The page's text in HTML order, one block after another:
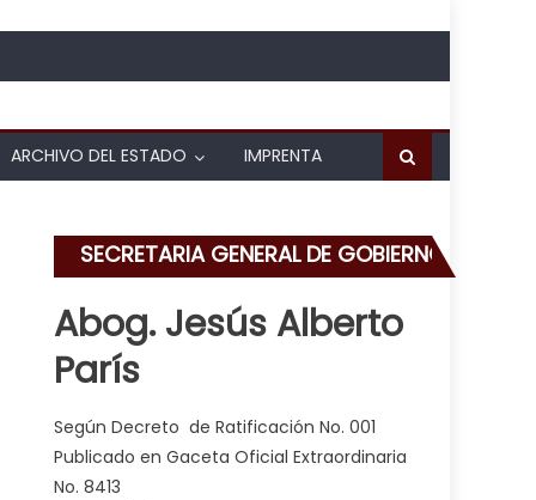
ARCHIVO DEL ESTADO IMPRENTA
en El Bosque
SECRETARIA GENERAL DE GOBIERNO
Abog. Jesús Alberto
París
Según Decreto de Ratificación No. 001
Publicado en Gaceta Oficial Extraordinaria
No. 8413